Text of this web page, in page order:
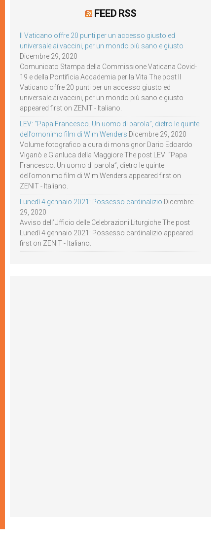
FEED RSS
Il Vaticano offre 20 punti per un accesso giusto ed
universale ai vaccini, per un mondo più sano e giusto
Dicembre 29, 2020
Comunicato Stampa della Commissione Vaticana Covid-
19 e della Pontificia Accademia per la Vita The post Il
Vaticano offre 20 punti per un accesso giusto ed
universale ai vaccini, per un mondo più sano e giusto
appeared first on ZENIT - Italiano.
LEV: “Papa Francesco. Un uomo di parola”, dietro le quinte
dell’omonimo film di Wim Wenders Dicembre 29, 2020
Volume fotografico a cura di monsignor Dario Edoardo
Viganò e Gianluca della Maggiore The post LEV: “Papa
Francesco. Un uomo di parola”, dietro le quinte
dell’omonimo film di Wim Wenders appeared first on
ZENIT - Italiano.
Lunedì 4 gennaio 2021: Possesso cardinalizio Dicembre
29, 2020
Avviso dell’Ufficio delle Celebrazioni Liturgiche The post
Lunedì 4 gennaio 2021: Possesso cardinalizio appeared
first on ZENIT - Italiano.